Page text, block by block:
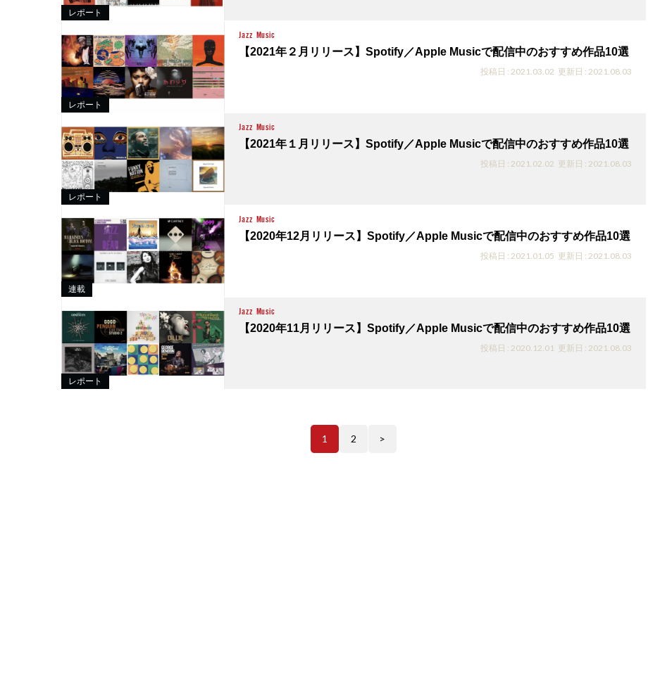
レポート
レポート
Jazz Music
【2021年２月リリース】Spotify／Apple Musicで配信中のおすすめ作品10選
投稿日 : 2021.03.02 更新日 : 2021.08.03
レポート
Jazz Music
【2021年１月リリース】Spotify／Apple Musicで配信中のおすすめ作品10選
投稿日 : 2021.02.02 更新日 : 2021.08.03
連載
Jazz Music
【2020年12月リリース】Spotify／Apple Musicで配信中のおすすめ作品10選
投稿日 : 2021.01.05 更新日 : 2021.08.03
レポート
Jazz Music
【2020年11月リリース】Spotify／Apple Musicで配信中のおすすめ作品10選
投稿日 : 2020.12.01 更新日 : 2021.08.03
1 2 >